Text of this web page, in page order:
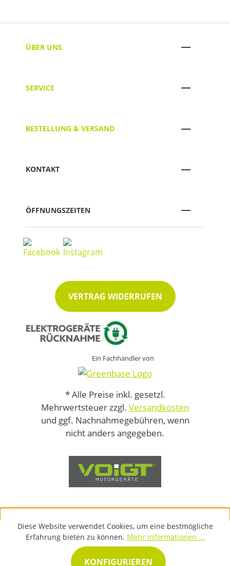
ÜBER UNS
SERVICE
BESTELLUNG & VERSAND
KONTAKT
ÖFFNUNGSZEITEN
VERTRAG WIDERRUFEN
Ein Fachhändler von
* Alle Preise inkl. gesetzl.
Mehrwertsteuer zzgl. Versandkosten
und ggf. Nachnahmegebühren, wenn
nicht anders angegeben.
Diese Website verwendet Cookies, um eine bestmögliche
Erfahrung bieten zu können. Mehr Informationen ...
KONFIGURIEREN